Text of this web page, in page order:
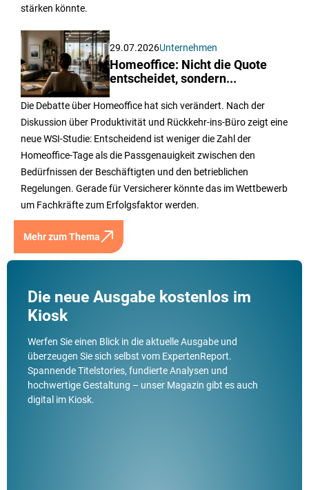
stärken könnte.
29.07.2026Unternehmen
Homeoffice: Nicht die Quote
entscheidet, sondern...
Die Debatte über Homeoffice hat sich verändert. Nach der
Diskussion über Produktivität und Rückkehr-ins-Büro zeigt eine
neue WSI-Studie: Entscheidend ist weniger die Zahl der
Homeoffice-Tage als die Passgenauigkeit zwischen den
Bedürfnissen der Beschäftigten und den betrieblichen
Regelungen. Gerade für Versicherer könnte das im Wettbewerb
um Fachkräfte zum Erfolgsfaktor werden.
Mehr zum Thema
Die neue Ausgabe kostenlos im
Kiosk
Werfen Sie einen Blick in die aktuelle Ausgabe und
überzeugen Sie sich selbst vom ExpertenReport.
Spannende Titelstories, fundierte Analysen und
hochwertige Gestaltung – unser Magazin gibt es auch
digital im Kiosk.